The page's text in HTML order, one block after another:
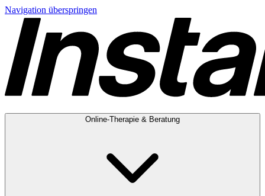
Navigation überspringen
Online-Therapie & Beratung